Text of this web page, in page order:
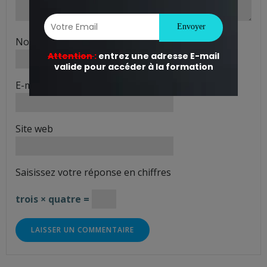
Nom
E-mail
Site web
Saisissez votre réponse en chiffres
trois × quatre =